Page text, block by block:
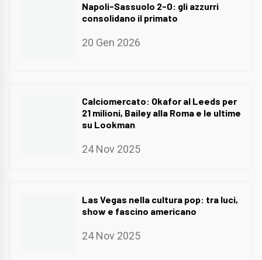
Napoli-Sassuolo 2-0: gli azzurri
consolidano il primato
20 Gen 2026
Calciomercato: Okafor al Leeds per
21 milioni, Bailey alla Roma e le ultime
su Lookman
24 Nov 2025
Las Vegas nella cultura pop: tra luci,
show e fascino americano
24 Nov 2025